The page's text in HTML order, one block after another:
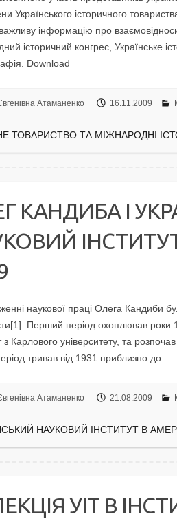
Українського історичного
інформацію про
історичний конгрес, Українське
Download
Атаманенко 16.11.2009
ТОВАРИСТВО ТА МІЖНАРОДНІ
КАНДИБА І
наукової праці Олега Кандиби
Перший період охоплював роки
з Карлового університету, та
тривав від 1931 приблизно до…
Атаманенко 21.08.2009
НАУКОВИЙ ІНСТИТУТ В
УІТ В